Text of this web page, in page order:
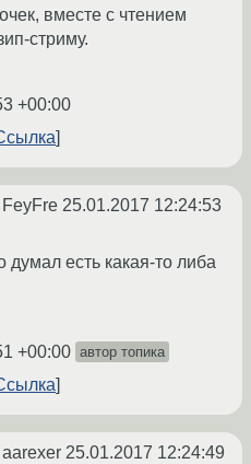
вместе с чтением
стриму.
+00:00
FeyFre 25.01.2017 12:24:53
есть какая-то либа
+00:00 автор топика
aarexer 25.01.2017 12:24:49